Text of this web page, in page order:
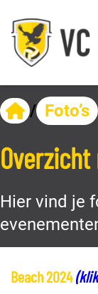
/ Foto’s
Overzicht
Hier vind je
Beach 2024